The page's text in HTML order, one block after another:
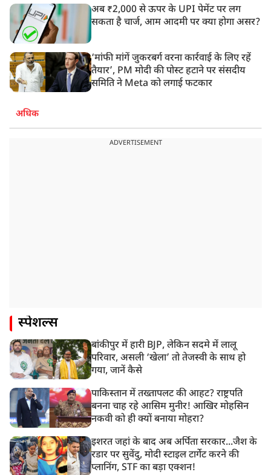
अब ₹2,000 से ऊपर के UPI पेमेंट पर लग
सकता है चार्ज, आम आदमी पर क्या होगा असर?
‘मांफी मांगें जुकरबर्ग वरना कार्रवाई के लिए रहें
तैयार’, PM मोदी की पोस्ट हटाने पर संसदीय
समिति ने Meta को लगाई फटकार
अधिक
ADVERTISEMENT
स्पेशल्स
बांकीपुर में हारी BJP, लेकिन सदमे में लालू
परिवार, असली ‘खेला’ तो तेजस्वी के साथ हो
गया, जानें कैसे
पाकिस्तान में तख्तापलट की आहट? राष्ट्रपति
बनना चाह रहे आसिम मुनीर! आखिर मोहसिन
नकवी को ही क्यों बनाया मोहरा?
इशरत जहां के बाद अब अर्पिता सरकार...जैश के
रडार पर सुवेंदु, मोदी स्टाइल टार्गेट करने की
प्लानिंग, STF का बड़ा एक्शन!